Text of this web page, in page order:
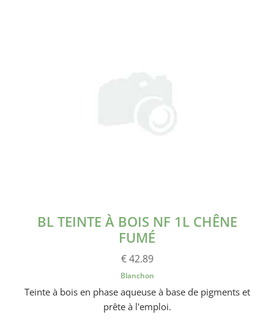
BL TEINTE À BOIS NF 1L CHÊNE
FUMÉ
€ 42.89
Blanchon
Teinte à bois en phase aqueuse à base de pigments et
prête à l'emploi.